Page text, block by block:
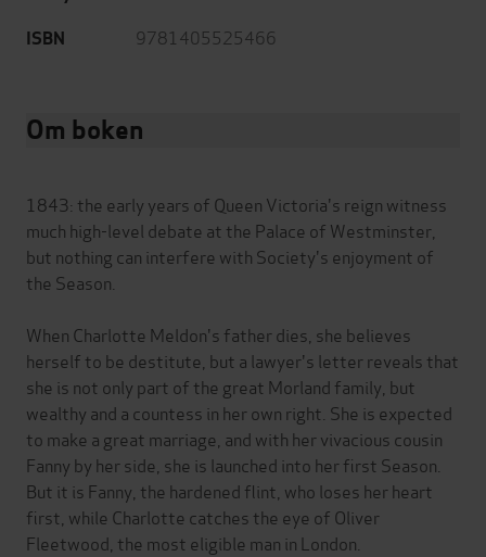
ISBN 9781405525466
Om boken
1843: the early years of Queen Victoria's reign witness
much high-level debate at the Palace of Westminster,
but nothing can interfere with Society's enjoyment of
the Season.
When Charlotte Meldon's father dies, she believes
herself to be destitute, but a lawyer's letter reveals that
she is not only part of the great Morland family, but
wealthy and a countess in her own right. She is expected
to make a great marriage, and with her vivacious cousin
Fanny by her side, she is launched into her first Season.
But it is Fanny, the hardened flint, who loses her heart
first, while Charlotte catches the eye of Oliver
Fleetwood, the most eligible man in London.